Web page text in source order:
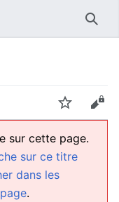
Suivre
sur cette page.
sur ce titre
dans les
.